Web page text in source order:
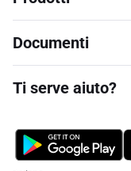
Documenti
Ti serve aiuto?